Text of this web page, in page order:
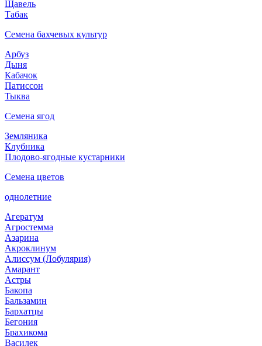
Щавель
Табак
Семена бахчевых культур
Арбуз
Дыня
Кабачок
Патиссон
Тыква
Семена ягод
Земляника
Клубника
Плодово-ягодные кустарники
Семена цветов
однолетние
Агератум
Агростемма
Азарина
Акроклинум
Алиссум (Лобулярия)
Амарант
Астры
Бакопа
Бальзамин
Бархатцы
Бегония
Брахикома
Василек